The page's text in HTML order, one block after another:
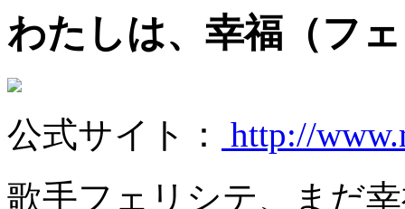
わたしは、幸福（フ
公式サイト：
http://
歌手フェリシテ、まだ